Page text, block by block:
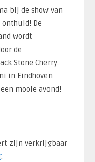
bij de show van
onthuld! De
wordt
de
Stone Cherry.
in Eindhoven
mooie avond!
zijn verkrijgbaar
.